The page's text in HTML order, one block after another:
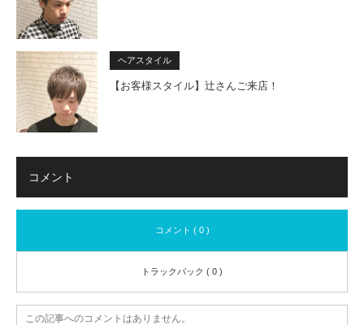
ヘアスタイル
【お客様スタイル】辻さんご来店！
コメント
コメント ( 0 )
トラックバック ( 0 )
この記事へのコメントはありません。